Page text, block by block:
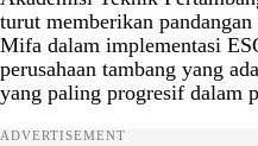
turut memberikan
Mifa dalam implementasi
perusahaan tambang yang
yang paling progresif dalam
ADVERTISEMENT